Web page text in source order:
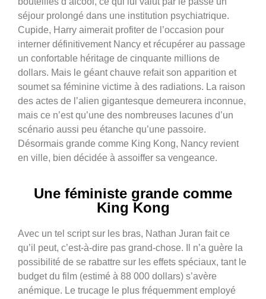
séjour prolongé dans une institution psychiatrique.
Cupide, Harry aimerait profiter de l’occasion pour
interner définitivement Nancy et récupérer au passage
un confortable héritage de cinquante millions de
dollars. Mais le géant chauve refait son apparition et
soumet sa féminine victime à des radiations. La raison
des actes de l’alien gigantesque demeurera inconnue,
mais ce n’est qu’une des nombreuses lacunes d’un
scénario aussi peu étanche qu’une passoire.
Désormais grande comme King Kong, Nancy revient
en ville, bien décidée à assoiffer sa vengeance.
Une féministe grande comme
King Kong
Avec un tel script sur les bras, Nathan Juran fait ce
qu’il peut, c’est-à-dire pas grand-chose. Il n’a guère la
possibilité de se rabattre sur les effets spéciaux, tant le
budget du film (estimé à 88 000 dollars) s’avère
anémique. Le trucage le plus fréquemment employé